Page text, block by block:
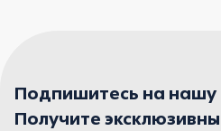
Подпишитесь на нашу
Получите